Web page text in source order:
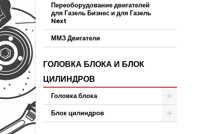
Переоборудование двигателей
для Газель Бизнес и для Газель
Next
ММЗ Двигатели
ГОЛОВКА БЛОКА И БЛОК
ЦИЛИНДРОВ
Головка блока
Блок цилиндров